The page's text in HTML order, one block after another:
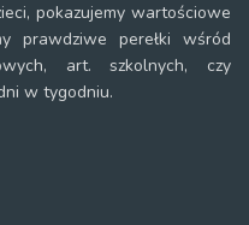
pokazujemy wartościowe
prawdziwe perełki wśród
art. szkolnych, czy
w tygodniu.